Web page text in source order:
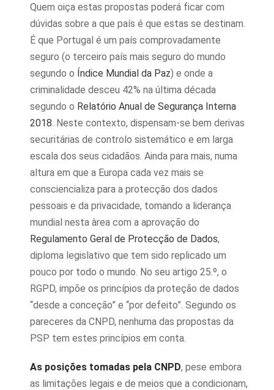
Quem oiça estas propostas poderá ficar com
dúvidas sobre a que país é que estas se destinam.
É que Portugal é um país comprovadamente
seguro (o terceiro país mais seguro do mundo
segundo o Índice Mundial da Paz) e onde a
criminalidade desceu 42% na última década
segundo o Relatório Anual de Segurança Interna
2018 . Neste contexto, dispensam-se bem derivas
securitárias de controlo sistemático e em larga
escala dos seus cidadãos. Ainda para mais, numa
altura em que a Europa cada vez mais se
consciencializa para a protecção dos dados
pessoais e da privacidade, tomando a liderança
mundial nesta àrea com a aprovação do
Regulamento Geral de Protecção de Dados,
diploma legislativo que tem sido replicado um
pouco por todo o mundo. No seu artigo 25.º, o
RGPD, impõe os princípios da proteção de dados
“desde a conceção” e “por defeito”. Segundo os
pareceres da CNPD, nenhuma das propostas da
PSP tem estes princípios em conta.
As posições tomadas pela CNPD, pese embora
as limitações legais e de meios que a condicionam,